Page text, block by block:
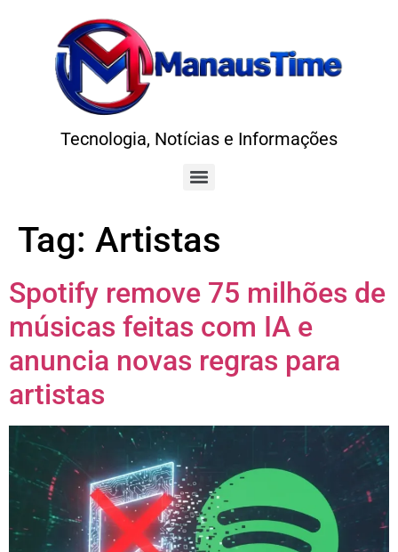
Tecnologia, Notícias e Informações
Tag: Artistas
Spotify remove 75 milhões de
músicas feitas com IA e
anuncia novas regras para
artistas